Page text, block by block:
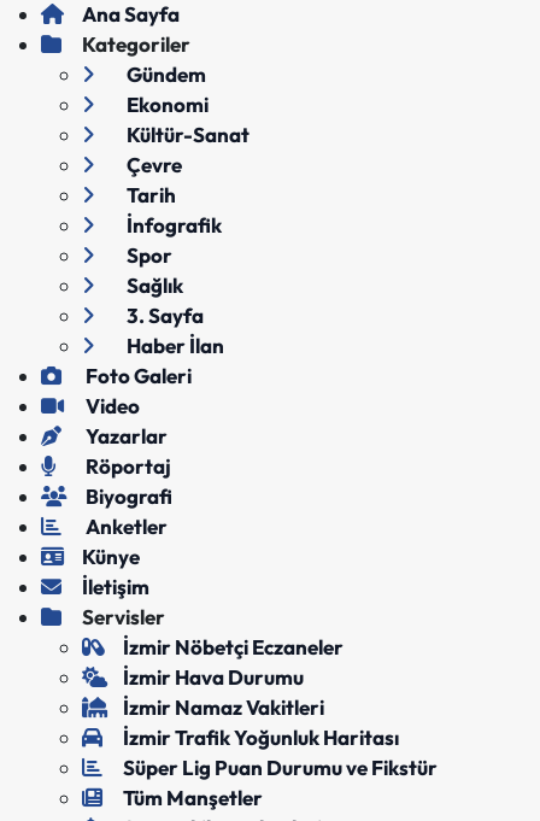
Ana Sayfa
Kategoriler
Gündem
Ekonomi
Kültür-Sanat
Çevre
Tarih
İnfografik
Spor
Sağlık
3. Sayfa
Haber İlan
Foto Galeri
Video
Yazarlar
Röportaj
Biyografi
Anketler
Künye
İletişim
Servisler
İzmir Nöbetçi Eczaneler
İzmir Hava Durumu
İzmir Namaz Vakitleri
İzmir Trafik Yoğunluk Haritası
Süper Lig Puan Durumu ve Fikstür
Tüm Manşetler